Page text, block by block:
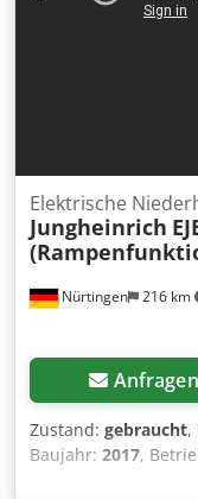
Nürtingen 216 km
Elektrische
Jungheinrich
Anfragen
Zustand: gebraucht,
Baujahr: 2017,